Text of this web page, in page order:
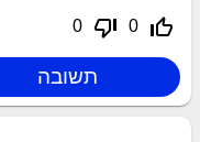
thumb_up_off_alt
0
thumb_down_off_alt
0